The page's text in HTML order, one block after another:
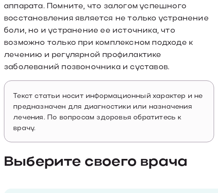
аппарата. Помните, что залогом успешного
восстановления является не только устранение
боли, но и устранение ее источника, что
возможно только при комплексном подходе к
лечению и регулярной профилактике
заболеваний позвоночника и суставов.
Текст статьи носит информационный характер и не
предназначен для диагностики или назначения
лечения. По вопросам здоровья обратитесь к
врачу.
Выберите своего врача